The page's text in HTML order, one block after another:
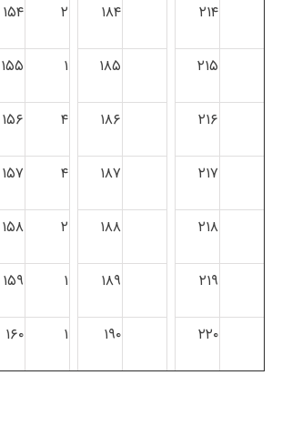
۲۱۴ ۱۸۴ ۲ ۱۵۴
۲۱۵ ۱۸۵ ۱ ۱۵۵
۲۱۶ ۱۸۶ ۴ ۱۵۶
۲۱۷ ۱۸۷ ۴ ۱۵۷
۲۱۸ ۱۸۸ ۲ ۱۵۸
۲۱۹ ۱۸۹ ۱ ۱۵۹
۲۲۰ ۱۹۰ ۱ ۱۶۰